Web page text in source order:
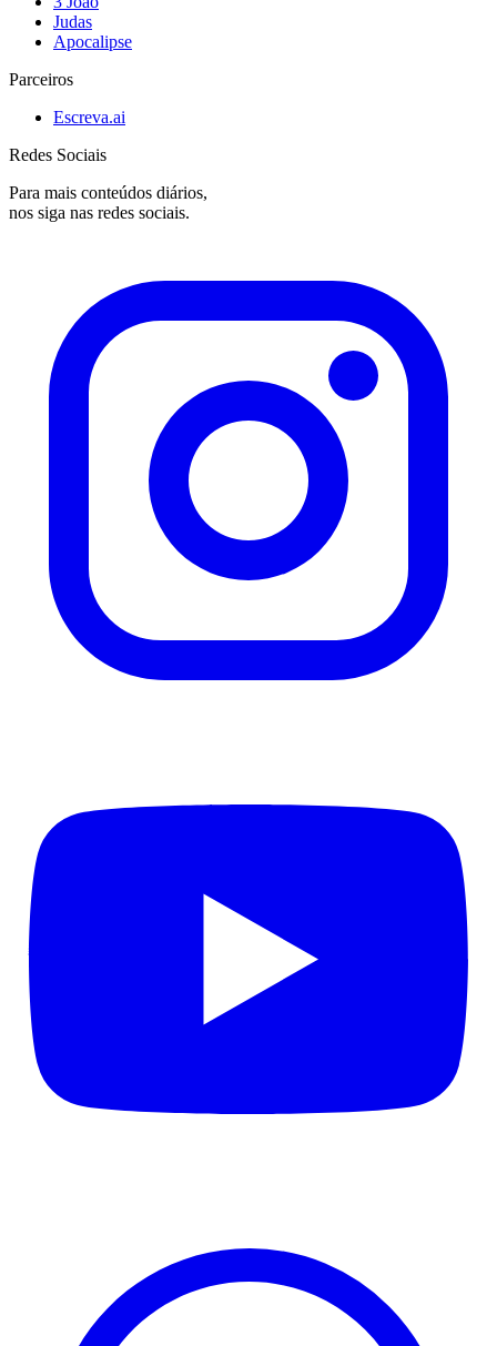
Judas
Apocalipse
Parceiros
Escreva.ai
Redes Sociais
Para mais conteúdos diários,
nos siga nas redes sociais.